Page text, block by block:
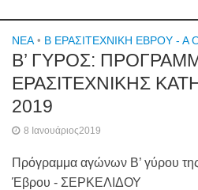
NEA • Β ΕΡΑΣΙΤΕΧΝΙΚΉ ΈΒΡΟΥ - Α
Β’ ΓΥΡΟΣ:
ΕΡΑΣΙΤΕΧΝΙΚΗΣ
2019
8 Ιανουάριος2019
Πρόγραμμα αγώνων Β’ γύρου
Έβρου - ΣΕΡΚΕΛΙΔΟΥ